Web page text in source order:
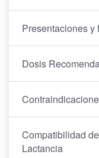
Presentaciones y
Dosis
Compatibilidad
Lactancia